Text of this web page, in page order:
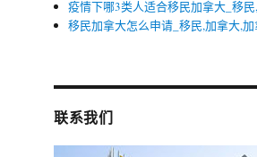
疫情下哪3类人适合移民加拿大_移
移民加拿大怎么申请_移民,加拿大,
联系我们